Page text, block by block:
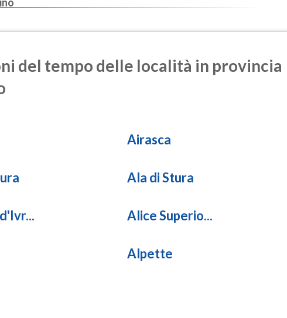
del tempo delle località in provincia
Airasca
Ala di Stura
Alice Superio...
Alpette